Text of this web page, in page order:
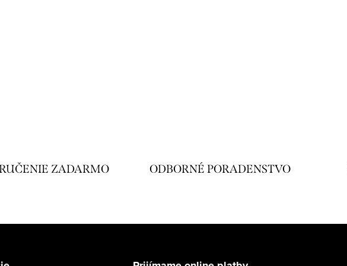
ZADARMO ODBORNÉ PORADENSTVO